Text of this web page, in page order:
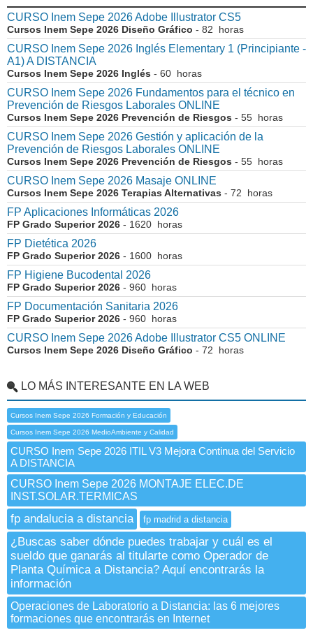
CURSO Inem Sepe 2026 Adobe Illustrator CS5
Cursos Inem Sepe 2026 Diseño Gráfico - 82 horas
CURSO Inem Sepe 2026 Inglés Elementary 1 (Principiante -
A1) A DISTANCIA
Cursos Inem Sepe 2026 Inglés - 60 horas
CURSO Inem Sepe 2026 Fundamentos para el técnico en
Prevención de Riesgos Laborales ONLINE
Cursos Inem Sepe 2026 Prevención de Riesgos - 55 horas
CURSO Inem Sepe 2026 Gestión y aplicación de la
Prevención de Riesgos Laborales ONLINE
Cursos Inem Sepe 2026 Prevención de Riesgos - 55 horas
CURSO Inem Sepe 2026 Masaje ONLINE
Cursos Inem Sepe 2026 Terapias Alternativas - 72 horas
FP Aplicaciones Informáticas 2026
FP Grado Superior 2026 - 1620 horas
FP Dietética 2026
FP Grado Superior 2026 - 1600 horas
FP Higiene Bucodental 2026
FP Grado Superior 2026 - 960 horas
FP Documentación Sanitaria 2026
FP Grado Superior 2026 - 960 horas
CURSO Inem Sepe 2026 Adobe Illustrator CS5 ONLINE
Cursos Inem Sepe 2026 Diseño Gráfico - 72 horas
LO MÁS INTERESANTE EN LA WEB
Cursos Inem Sepe 2026 Formación y Educación
Cursos Inem Sepe 2026 MedioAmbiente y Calidad
CURSO Inem Sepe 2026 ITIL V3 Mejora Continua del Servicio
A DISTANCIA
CURSO Inem Sepe 2026 MONTAJE ELEC.DE
INST.SOLAR.TERMICAS
fp andalucia a distancia fp madrid a distancia
¿Buscas saber dónde puedes trabajar y cuál es el
sueldo que ganarás al titularte como Operador de
Planta Química a Distancia? Aquí encontrarás la
información
Operaciones de Laboratorio a Distancia: las 6 mejores
formaciones que encontrarás en Internet